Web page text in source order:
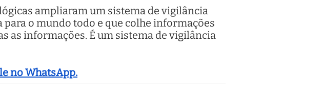
ampliaram um sistema de vigilância
o mundo todo e que colhe informações
as informações. É um sistema de vigilância
no WhatsApp.